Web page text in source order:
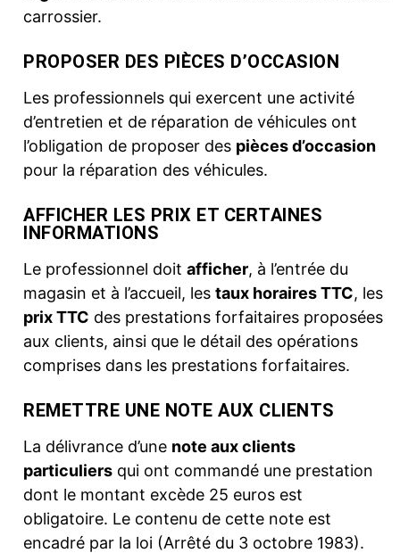
carrossier.
PROPOSER DES PIÈCES D’OCCASION
Les professionnels qui exercent une activité
d’entretien et de réparation de véhicules ont
l’obligation de proposer des pièces d’occasion
pour la réparation des véhicules.
AFFICHER LES PRIX ET CERTAINES
INFORMATIONS
Le professionnel doit afficher, à l’entrée du
magasin et à l’accueil, les taux horaires TTC, les
prix TTC des prestations forfaitaires proposées
aux clients, ainsi que le détail des opérations
comprises dans les prestations forfaitaires.
REMETTRE UNE NOTE AUX CLIENTS
La délivrance d’une note aux clients
particuliers qui ont commandé une prestation
dont le montant excède 25 euros est
obligatoire. Le contenu de cette note est
encadré par la loi (Arrêté du 3 octobre 1983).